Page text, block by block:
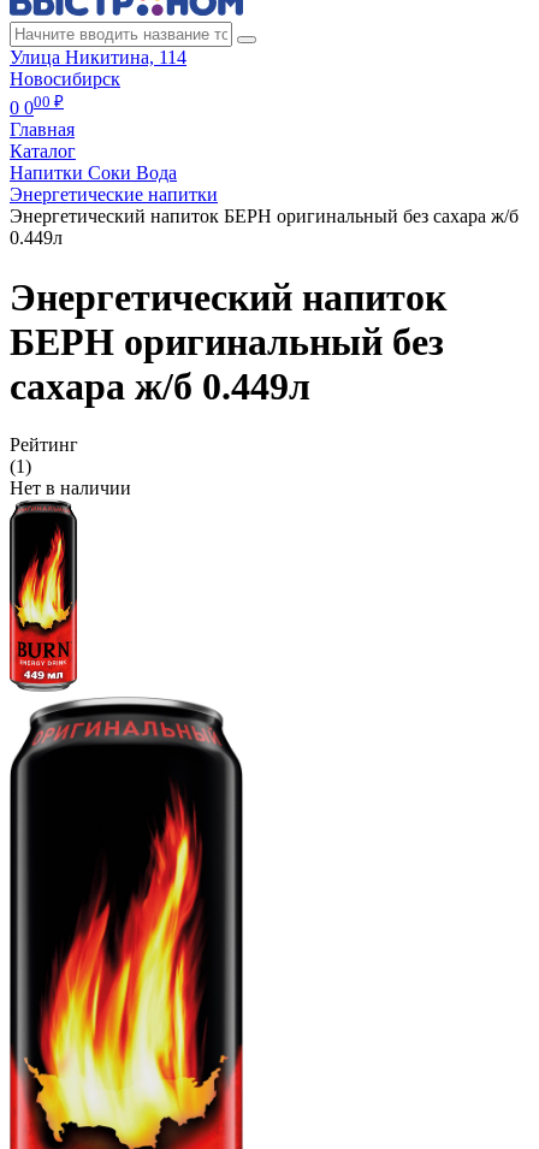
Улица Никитина, 114
Новосибирск
0 000 ₽
Главная
Каталог
Напитки Соки Вода
Энергетические напитки
Энергетический напиток БЕРН оригинальный без сахара ж/б
0.449л
Энергетический напиток
БЕРН оригинальный без
сахара ж/б 0.449л
Рейтинг
(1)
Нет в наличии